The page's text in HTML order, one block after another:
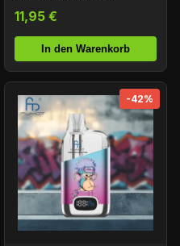
11,95 €
In den Warenkorb
-42%